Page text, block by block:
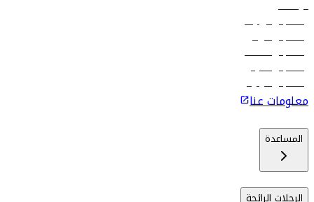
الوظائف
رحلات إلى تبيليسي
رحلات إلى الرياض
رحلات إلى مسقط
رحلات إلى ماليه
رحلات إلى كولومبو
معلومات عنا
المساعدة
الرحلات الرائجة